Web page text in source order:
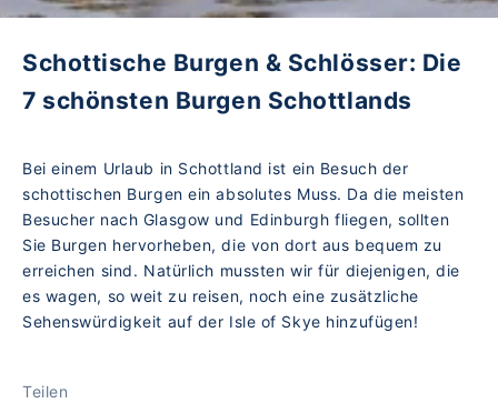
Schottische Burgen & Schlösser: Die
7 schönsten Burgen Schottlands
Bei einem Urlaub in Schottland ist ein Besuch der
schottischen Burgen ein absolutes Muss. Da die meisten
Besucher nach Glasgow und Edinburgh fliegen, sollten
Sie Burgen hervorheben, die von dort aus bequem zu
erreichen sind. Natürlich mussten wir für diejenigen, die
es wagen, so weit zu reisen, noch eine zusätzliche
Sehenswürdigkeit auf der Isle of Skye hinzufügen!
Teilen